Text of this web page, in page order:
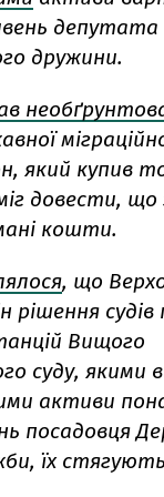
депутата
дружини.
який купив
довести, що
кошти.
, що
рішення
Вищого
суду, якими
активи
посадовця
їх